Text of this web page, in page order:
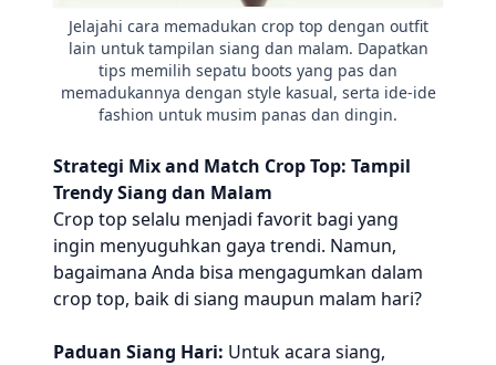
Jelajahi cara memadukan crop top dengan outfit
lain untuk tampilan siang dan malam. Dapatkan
tips memilih sepatu boots yang pas dan
memadukannya dengan style kasual, serta ide-ide
fashion untuk musim panas dan dingin.
Strategi Mix and Match Crop Top: Tampil
Trendy Siang dan Malam
Crop top selalu menjadi favorit bagi yang
ingin menyuguhkan gaya trendi. Namun,
bagaimana Anda bisa mengagumkan dalam
crop top, baik di siang maupun malam hari?
Paduan Siang Hari: Untuk acara siang,